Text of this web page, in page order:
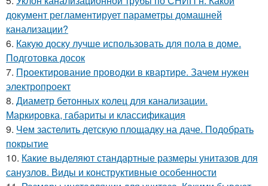
документ регламентирует параметры домашней
канализации?
6. Какую доску лучше использовать для пола в доме.
Подготовка досок
7. Проектирование проводки в квартире. Зачем нужен
электропроект
8. Диаметр бетонных колец для канализации.
Маркировка, габариты и классификация
9. Чем застелить детскую площадку на даче. Подобрать
покрытие
10. Какие выделяют стандартные размеры унитазов для
санузлов. Виды и конструктивные особенности